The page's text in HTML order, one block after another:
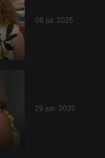
06 jul. 2025
29 jun. 2025